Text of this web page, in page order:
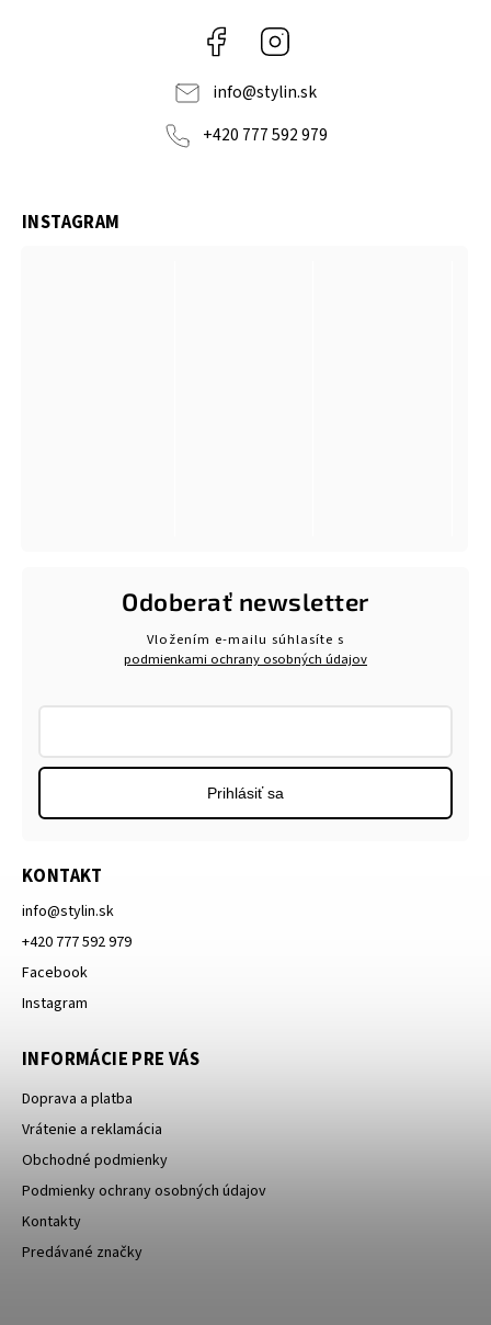
Facebook
info@stylin.sk
+420 777 592 979
KONTAKT
info@stylin.sk
+420 777 592 979
Facebook
Instagram
INFORMÁCIE PRE VÁS
Doprava a platba
Vrátenie a reklamácia
Obchodné podmienky
Podmienky ochrany osobných údajov
Kontakty
Predávané značky
INSTAGRAM
Odoberať newsletter
Vložením e-mailu súhlasíte s
podmienkami ochrany osobných údajov
Prihlásiť sa